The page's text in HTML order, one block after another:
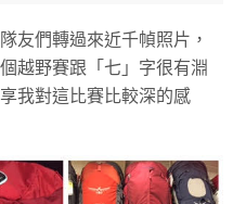
友們轉過來近千幀照片，
越野賽跟「七」字很有淵
我對這比賽比較深的感